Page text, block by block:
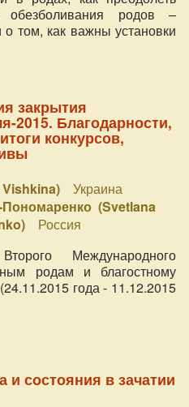
родов –
том, как важны установки
закрытия
2015. Благодарности,
конкурсов,
Украина
(Svetlana
Россия
Международного
родам и благостному
года - 11.12.2015
и состояния в зачатии